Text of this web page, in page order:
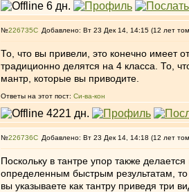
№226735 Добавлено: Вт 23 Дек 14, 14:15 (12 лет
То, что вы привели, это конечно имеет
традиционно делятся на 4 класса. То,
мантр, которые вы приводите.
Ответы на этот пост: Си-ва-кон
№226736 Добавлено: Вт 23 Дек 14, 14:18 (12 лет
Поскольку в тантре упор также
определенным быстрым результатам,
вы указываете как тантру приведя три